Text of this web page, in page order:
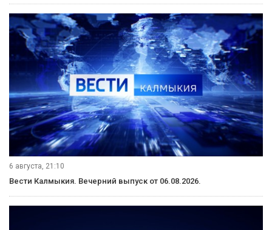
6 августа, 21:10
Вести Калмыкия. Вечерний выпуск от 06.08.2026.